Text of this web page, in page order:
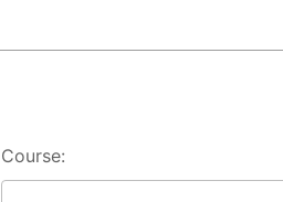
Course: